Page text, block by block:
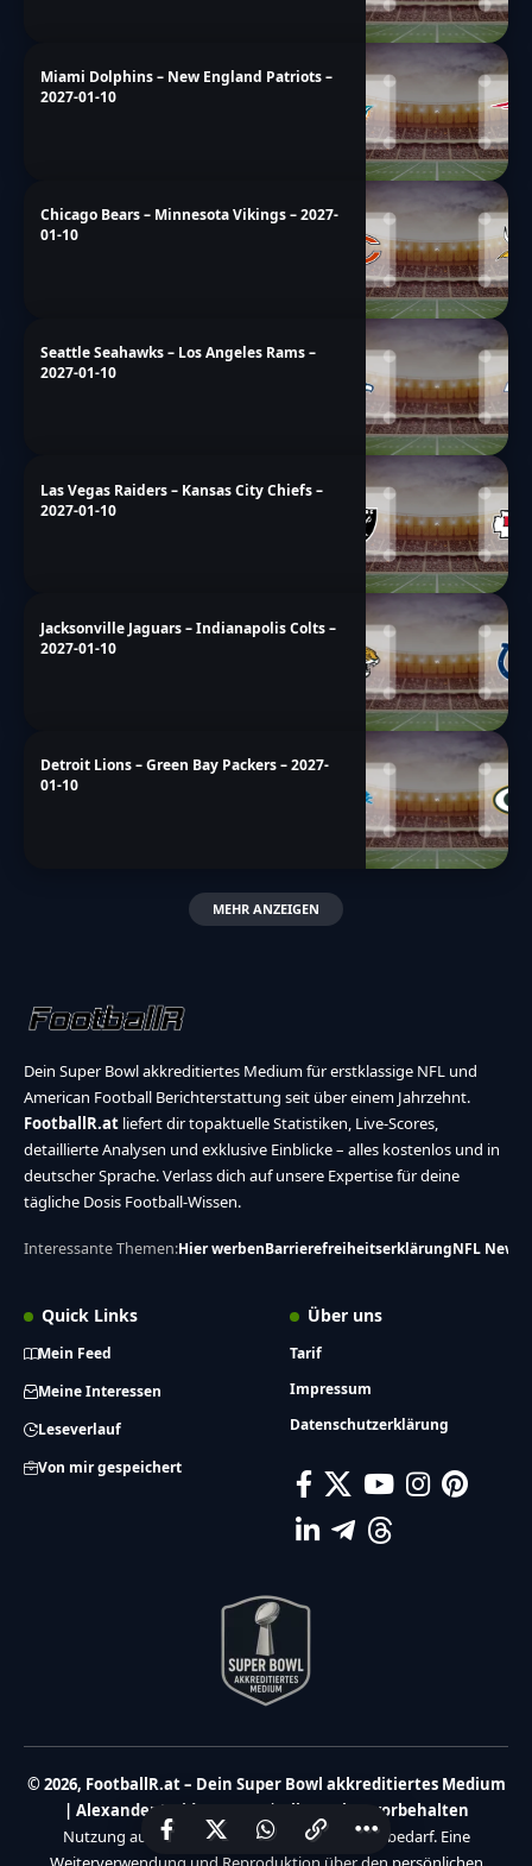
Miami Dolphins – New England Patriots –
2027-01-10
Chicago Bears – Minnesota Vikings – 2027-
01-10
Seattle Seahawks – Los Angeles Rams –
2027-01-10
Las Vegas Raiders – Kansas City Chiefs –
2027-01-10
Jacksonville Jaguars – Indianapolis Colts –
2027-01-10
Detroit Lions – Green Bay Packers – 2027-
01-10
MEHR ANZEIGEN
Dein Super Bowl akkreditiertes Medium für erstklassige NFL und
American Football Berichterstattung seit über einem Jahrzehnt.
FootballR.at liefert dir topaktuelle Statistiken, Live-Scores,
detaillierte Analysen und exklusive Einblicke – alles kostenlos und in
deutscher Sprache. Verlass dich auf unsere Expertise für deine
tägliche Dosis Football-Wissen.
Interessante Themen:Hier werbenBarrierefreiheitserklärungNFL News
Quick Links
Mein Feed
Meine Interessen
Leseverlauf
Von mir gespeichert
Über uns
Tarif
Impressum
Datenschutzerklärung
© 2026, FootballR.at – Dein Super Bowl akkreditiertes Medium
| Alexander Haidmayer IT | Alle Rechte vorbehalten
Nutzung ausschließlich für den privaten Eigenbedarf. Eine